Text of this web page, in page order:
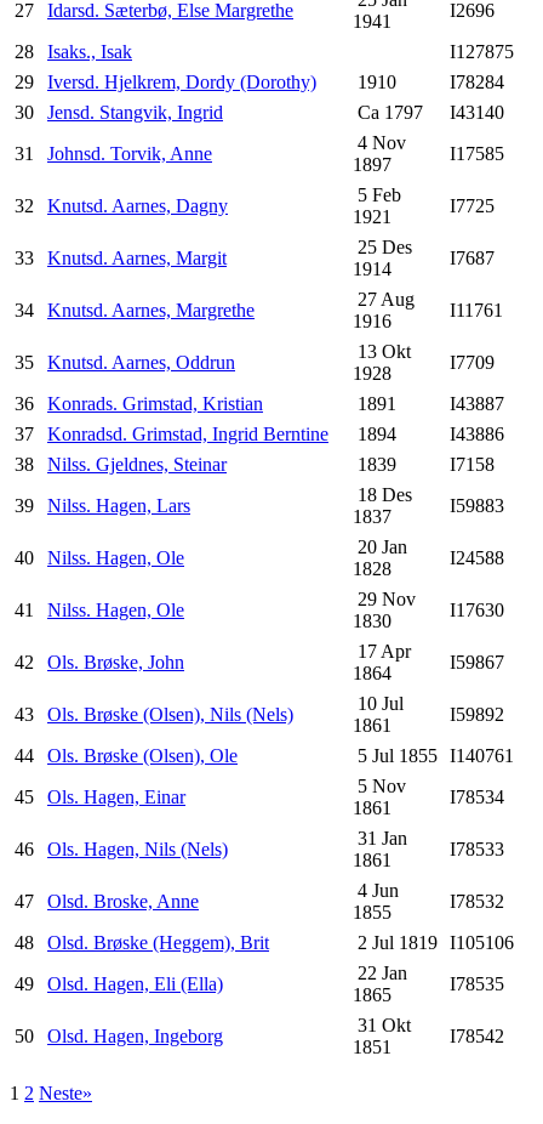
27 Idarsd. Sæterbø, Else Margrethe
1941
I2696
28
Isaks., Isak
I127875
29
Iversd. Hjelkrem, Dordy (Dorothy) 1910
I78284
30
Jensd. Stangvik, Ingrid Ca 1797
I43140
31
Johnsd. Torvik, Anne
4 Nov
1897
I17585
32 Knutsd. Aarnes, Dagny
5 Feb
1921
I7725
33 Knutsd. Aarnes, Margit
25 Des
1914
I7687
34 Knutsd. Aarnes, Margrethe
27 Aug
1916
I11761
35 Knutsd. Aarnes, Oddrun
13 Okt
1928
I7709
36
Konrads. Grimstad, Kristian 1891
I43887
37
Konradsd. Grimstad, Ingrid Berntine 1894
I43886
38
Nilss. Gjeldnes, Steinar 1839
I7158
39
Nilss. Hagen, Lars
18 Des
1837
I59883
40 Nilss. Hagen, Ole
20 Jan
1828
I24588
41 Nilss. Hagen, Ole
29 Nov
1830
I17630
42 Ols. Brøske, John
17 Apr
1864
I59867
43 Ols. Brøske (Olsen), Nils (Nels)
10 Jul
1861
I59892
44
Ols. Brøske (Olsen), Ole 5 Jul 1855 I140761
45
Ols. Hagen, Einar
5 Nov
1861
I78534
46 Ols. Hagen, Nils (Nels)
31 Jan
1861
I78533
47 Olsd. Broske, Anne
4 Jun
1855
I78532
48
Olsd. Brøske (Heggem), Brit 2 Jul 1819 I105106
49
Olsd. Hagen, Eli (Ella)
22 Jan
1865
I78535
50 Olsd. Hagen, Ingeborg
31 Okt
1851
I78542
1 2 Neste»